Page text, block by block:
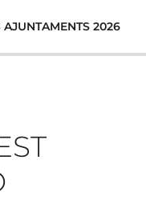
AJUNTAMENTS 2026